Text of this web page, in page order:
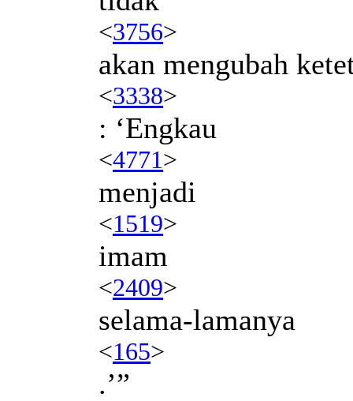
<3756>
akan mengubah
<3338>
: ‘Engkau
<4771>
menjadi
<1519>
imam
<2409>
selama-lamanya
<165>
.’”